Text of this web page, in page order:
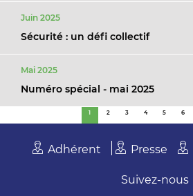
Juin 2025
Sécurité : un défi collectif
Mai 2025
Numéro spécial - mai 2025
1 2 3 4 5 6
Adhérent Presse
Suivez-nous